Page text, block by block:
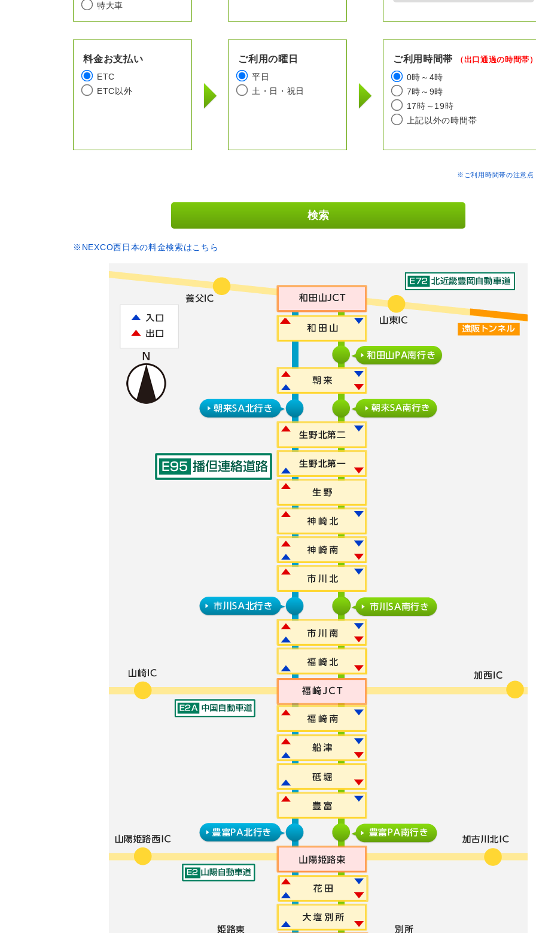
特大車
料金お支払い
ETC
ETC以外
ご利用の曜日
平日
土・日・祝日
ご利用時間帯 （出口通過の時間帯
0時～4時
7時～9時
17時～19時
上記以外の時間帯
※ご利用時間帯の注意
※NEXCO西日本の料金検索はこちら